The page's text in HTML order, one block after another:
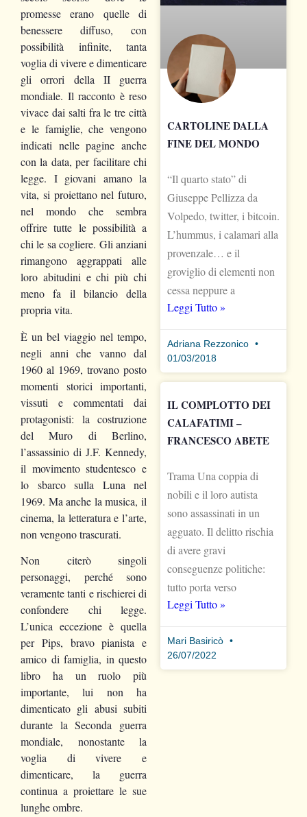
promesse erano quelle di
benessere diffuso, con
possibilità infinite, tanta
voglia di vivere e dimenticare
gli orrori della II guerra
mondiale. Il racconto è reso
vivace dai salti fra le tre città
e le famiglie, che vengono
indicati nelle pagine anche
con la data, per facilitare chi
legge. I giovani amano la
vita, si proiettano nel futuro,
nel mondo che sembra
offrire tutte le possibilità a
chi le sa cogliere. Gli anziani
rimangono aggrappati alle
loro abitudini e chi più chi
meno fa il bilancio della
propria vita.
È un bel viaggio nel tempo,
negli anni che vanno dal
1960 al 1969, trovano posto
momenti storici importanti,
vissuti e commentati dai
protagonisti: la costruzione
del Muro di Berlino,
l’assassinio di J.F. Kennedy,
il movimento studentesco e
lo sbarco sulla Luna nel
1969. Ma anche la musica, il
cinema, la letteratura e l’arte,
non vengono trascurati.
Non citerò singoli
personaggi, perché sono
veramente tanti e rischierei di
confondere chi legge.
L’unica eccezione è quella
per Pips, bravo pianista e
amico di famiglia, in questo
libro ha un ruolo più
importante, lui non ha
dimenticato gli abusi subiti
durante la Seconda guerra
mondiale, nonostante la
voglia di vivere e
dimenticare, la guerra
continua a proiettare le sue
lunghe ombre.
CARTOLINE DALLA
FINE DEL MONDO
“Il quarto stato” di
Giuseppe Pellizza da
Volpedo, twitter, i bitcoin.
L’hummus, i calamari alla
provenzale… e il
groviglio di elementi non
cessa neppure a
Leggi Tutto »
Adriana Rezzonico
01/03/2018
IL COMPLOTTO DEI
CALAFATIMI –
FRANCESCO ABETE
Trama Una coppia di
nobili e il loro autista
sono assassinati in un
agguato. Il delitto rischia
di avere gravi
conseguenze politiche:
tutto porta verso
Leggi Tutto »
Mari Basiricò
26/07/2022